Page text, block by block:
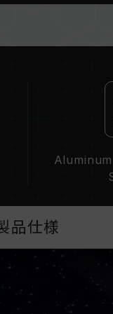
リを購入する前に
リの最大動作周波
、周波数、ブラン
モリーは互換性検
のメモリコントロ
ードのBIOSバージ
3.0（Intel）また
波数（JEDEC標準
これは正常な動作
3.0 / EXPOは手動
品仕様